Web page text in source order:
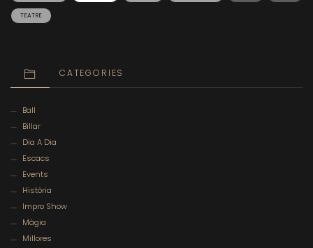
TEATRE
CATEGORIES
Ball
Billar
Dia A Dia
Escacs
Events
Història
Impro Show
Màgia
Millores